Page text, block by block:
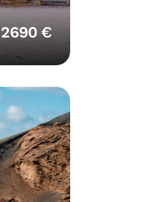
2690 €